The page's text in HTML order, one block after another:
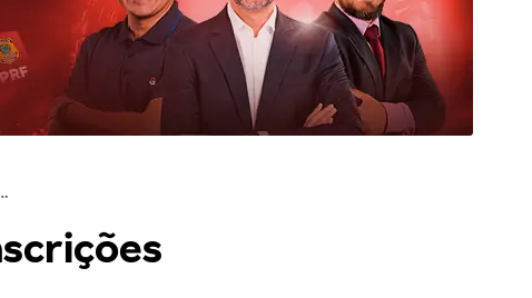
inscrições abertas! Participe